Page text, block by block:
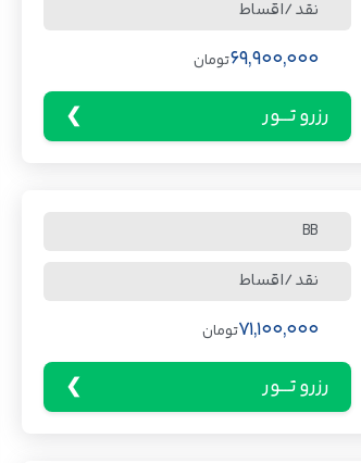
نقد / اقساط
69,900,000تومان
رزرو تـــور
BB
نقد / اقساط
71,100,000تومان
رزرو تـــور